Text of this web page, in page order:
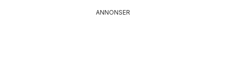
ANNONSER